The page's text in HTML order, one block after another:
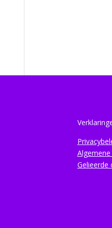
Gelieerde